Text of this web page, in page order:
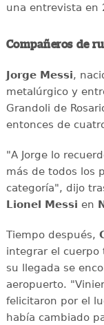
una entrevista en
Compañeros de
Jorge Messi,
metalúrgico y
Grandoli de
entonces de
"A Jorge lo
más de todos los
categoría", dijo
Lionel Messi en
Tiempo después,
integrar el cuerpo
su llegada se
aeropuerto.
felicitaron por el
había cambiado